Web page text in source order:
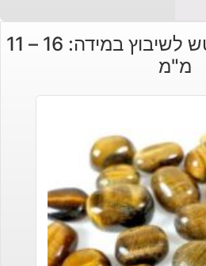
טייגר אי זהב מלוטש לשיבוץ במידה: 16 – 11
מ"מ